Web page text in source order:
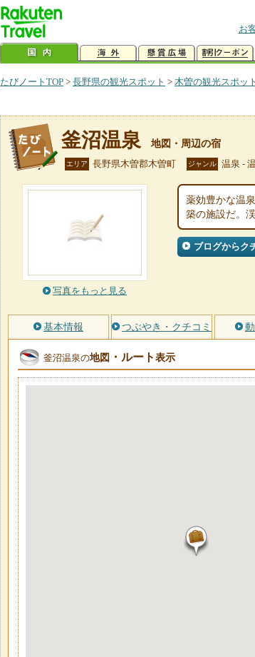
お
たびノートTOP > 長野県の観光スポット > 木曽の観光スポット
釜沼温泉 地図・周辺の宿
エリア 長野県木曽郡木曽町 ジャンル 温泉 -
写真をもっと見る
薬効豊かな温
築の施設だ。
ブログからク
基本情報 つぶやき・クチコミ
釜沼温泉の地図 ・ルート表示